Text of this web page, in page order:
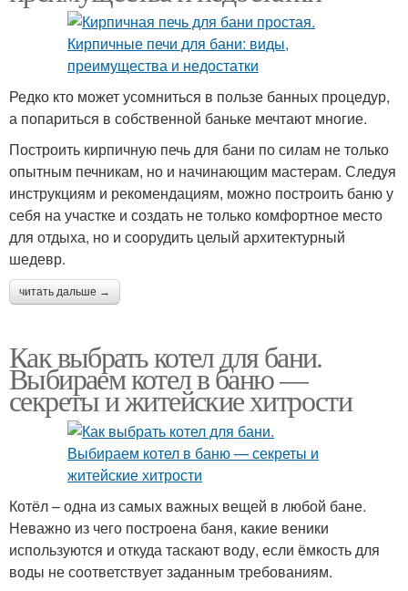
Редко кто может усомниться в пользе банных процедур,
а попариться в собственной баньке мечтают многие.
Построить кирпичную печь для бани по силам не только
опытным печникам, но и начинающим мастерам. Следуя
инструкциям и рекомендациям, можно построить баню у
себя на участке и создать не только комфортное место
для отдыха, но и соорудить целый архитектурный
шедевр.
читать дальше →
Как выбрать котел для бани.
Выбираем котел в баню —
секреты и житейские хитрости
Котёл – одна из самых важных вещей в любой бане.
Неважно из чего построена баня, какие веники
используются и откуда таскают воду, если ёмкость для
воды не соответствует заданным требованиям.